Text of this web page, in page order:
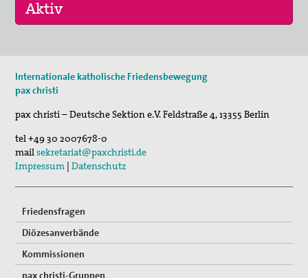
Selig, die Frieden stiften - Pilgern für den …
Internationale katholische Friedensbewegung
pax christi
pax christi – Deutsche Sektion e.V.Feldstraße 4,13355 Berlin
tel+49 30 2007678-0
mailsekretariat@paxchristi.de
Impressum |Datenschutz
Friedensfragen
Diözesanverbände
Kommissionen
pax christi-Gruppen